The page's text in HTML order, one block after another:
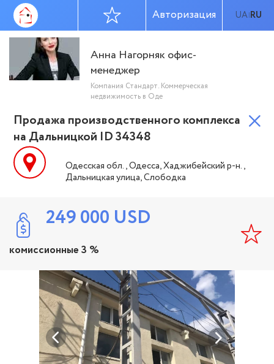
UA|RU
Авторизация
Анна Нагорняк офис-
менеджер
Компания Стандарт. Коммерческая
недвижимость в Оде
Продажа производственного комплекса
на Дальницкой ID 34348
Одесская обл., Одесса, Хаджибейский р-н.,
Дальницкая улица, Слободка
249 000 USD
комиссионные 3 %